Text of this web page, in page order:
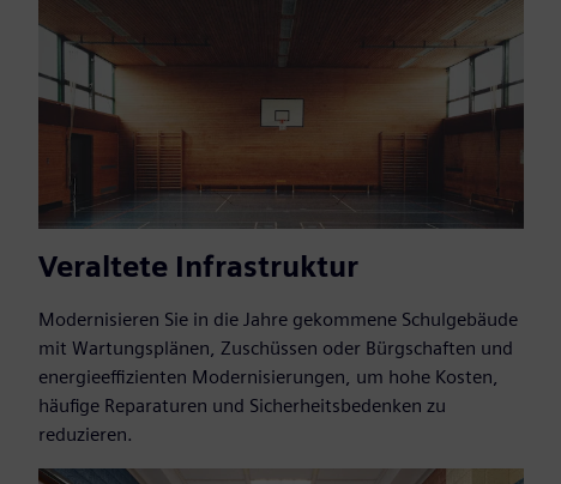
Veraltete Infrastruktur
Modernisieren Sie in die Jahre gekommene Schulgebäude
mit Wartungsplänen, Zuschüssen oder Bürgschaften und
energieeffizienten Modernisierungen, um hohe Kosten,
häufige Reparaturen und Sicherheitsbedenken zu
reduzieren.